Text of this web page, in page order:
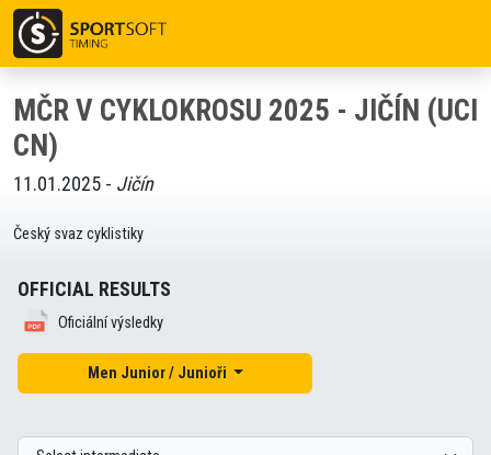
MČR V CYKLOKROSU 2025 - JIČÍN (UCI
CN)
11.01.2025 - Jičín
Český svaz cyklistiky
OFFICIAL RESULTS
Oficiální výsledky
Men Junior / Junioři